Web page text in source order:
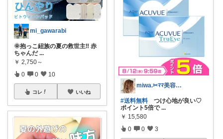
mi_gawarabi
🌞抱っこ紐族の夏の救世主‼️ 赤
ちゃんだ ...
￥ 2,750～
0 0 10
コレ いいね
miwa.✂︎ﾏﾏ美容師💎
#送料無料 つけ心地が良い♡
ポイント5倍で ...
￥ 15,580
0 0 3